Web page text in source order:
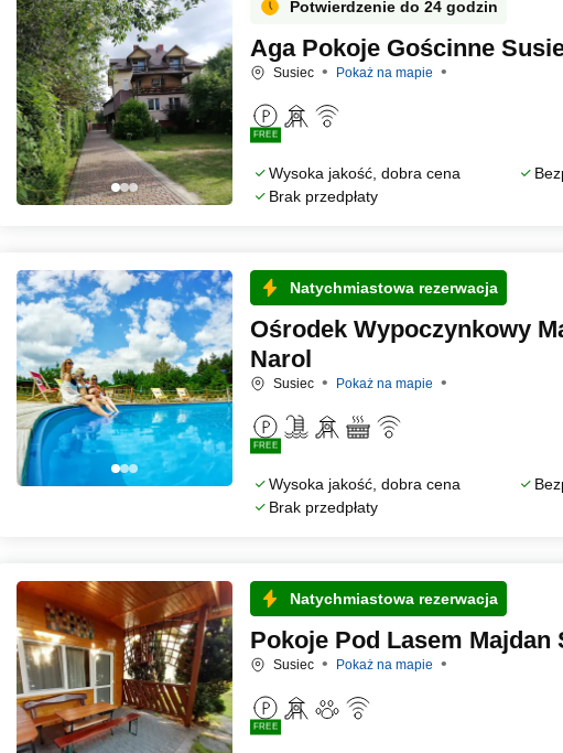
Potwierdzenie do 24 godzin
Aga Pokoje Gościnne
Susiec Pokaż na mapie
FREE
Wysoka jakość, dobra cena
Brak przedpłaty
Natychmiastowa rezerwacja
Ośrodek Wypoczynkowy
Narol
Susiec Pokaż na mapie
FREE
Wysoka jakość, dobra cena
Brak przedpłaty
Natychmiastowa rezerwacja
Pokoje Pod Lasem Majdan
Susiec Pokaż na mapie
FREE